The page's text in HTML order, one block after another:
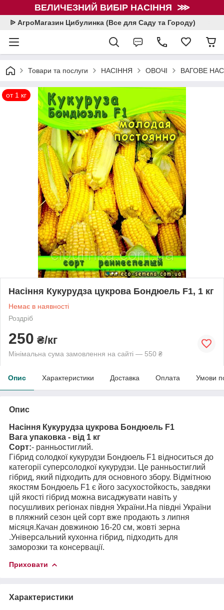
ВЕЛИЧЕЗНИЙ ВИБІР НАСІННЯ ⋙
ᐉ АгроМагазин Цибулинка (Все для Саду та Городу)
Товари та послуги НАСІННЯ ОВОЧІ ВАГОВЕ
от 1 кг
Насіння Кукурудза цукрова Бондюель F1, 1 кг
Немає в наявності
Роздріб
250 ₴/кг
Мінімальна сума замовлення на сайті — 550 ₴
Опис Характеристики Доставка Оплата Умови
Опис
Насіння Кукурудза цукрова Бондюель F1
Вага упаковка - від 1 кг
Сорт:- ранньостиглий.
Гібрид солодкої кукурудзи Бондюель F1 відноситься до
категорії суперсолодкої кукурудзи. Це ранньостиглий
гібрид, який підходить для основного збору. Відмітною
якостям Бондюель F1 є його засухостойкость, завдяки
цій якості гібрид можна висаджувати навіть у
посушливих регіонах півдня України.На півдні України
в пляжний сезон цей сорт вже продають з липня
місяця.Качан довжиною 16-20 см, жовті зерна
.Універсальний кухонна гібрид, підходить для
заморозки та консервації.
Приховати
Характеристики